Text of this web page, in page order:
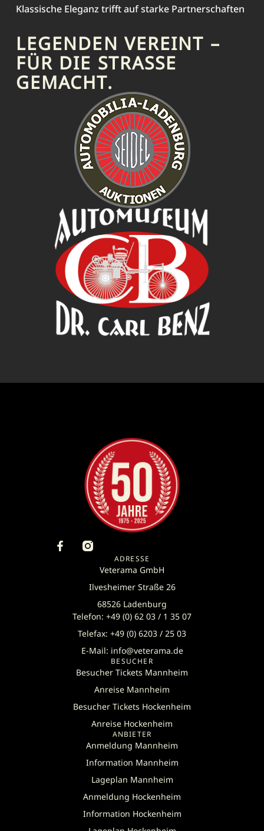
Klassische Eleganz trifft auf starke Partnerschaften
LEGENDEN VEREINT –
FÜR DIE STRASSE G
EMACHT.
ADRESSE
Veterama GmbH
Ilvesheimer Straße 26
68526 Ladenburg
Telefon: +49 (0) 62 03 / 1 35 07
Telefax: +49 (0) 6203 / 25 03
E-Mail: info@veterama.de
BESUCHER
Besucher Tickets Mannheim
Anreise Mannheim
Besucher Tickets Hockenheim
Anreise Hockenheim
ANBIETER
Anmeldung Mannheim
Information Mannheim
Lageplan Mannheim
Anmeldung Hockenheim
Information Hockenheim